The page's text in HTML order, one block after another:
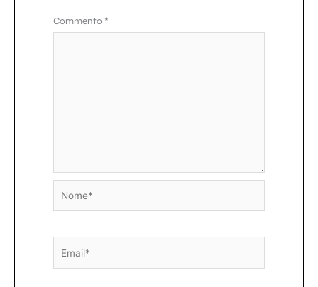
Commento *
Nome*
Email*